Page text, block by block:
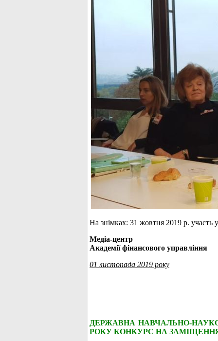
На знімках: 31 жовтня 2019 р. участь
Медіа-центр
Академії фінансового управління
01 листопада 2019 року
ДЕРЖАВНА НАВЧАЛЬНО-
РОКУ КОНКУРС НА